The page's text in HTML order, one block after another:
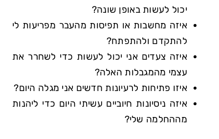
יכול לעשות באופן שונה?
איזה מחשבות או תפיסות מהעבר מפריעות לי
להתקדם ולהתפתח?
איזה צעדים אני יכול לעשות כדי לשחרר את
עצמי מהמגבלות האלה?
איזו פתיחות לרעיונות חדשים אני מגלה היום?
איזה ניסיונות חיוביים עשיתי היום כדי ליהנות
מההחלמה שלי?